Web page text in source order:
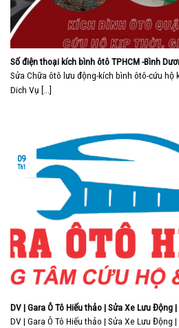
Số điện thoại kích bình ôtô TPHCM -Bình
Sửa Chữa ôtô lưu động-kích bình ôtô-cứu hộ
Dich Vụ [...]
DV | Gara Ô Tô Hiếu thảo |
DV | Gara Ô Tô Hiếu thảo | Sửa Xe Lưu Động |
09
Th1